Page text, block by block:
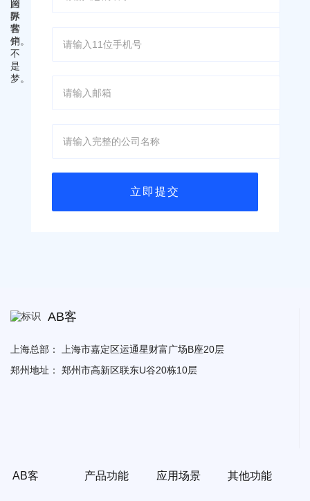
AB客
上海总部：
上海市嘉定区运通星财富广场B座20层
郑州地址：
郑州市高新区联东U谷20栋10层
AB客 产品功能 应用场景 其他功能